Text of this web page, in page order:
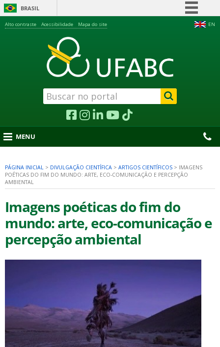
BRASIL
Acesso à informação
Legislação
Canais
EN
Alto contraste Acessibilidade Mapa do site
MENU
PÁGINA INICIAL > DIVULGAÇÃO CIENTÍFICA > ARTIGOS CIENTÍFICOS > IMAGENS
POÉTICAS DO FIM DO MUNDO: ARTE, ECO-COMUNICAÇÃO E PERCEPÇÃO
AMBIENTAL
Imagens poéticas do fim do
mundo: arte, eco-comunicação e
percepção ambiental